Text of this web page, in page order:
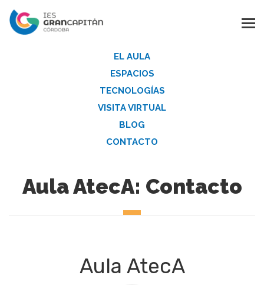
EL AULA
ESPACIOS
TECNOLOGÍAS
VISITA VIRTUAL
BLOG
CONTACTO
Aula AtecA: Contacto
Aula AtecA